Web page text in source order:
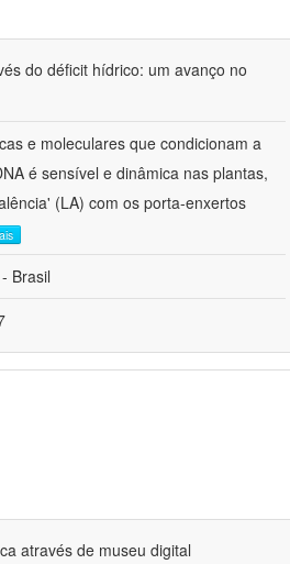
do déficit hídrico: um avanço no
e moleculares que condicionam a
é sensível e dinâmica nas plantas,
(LA) com os porta-enxertos
Brasil
através de museu digital